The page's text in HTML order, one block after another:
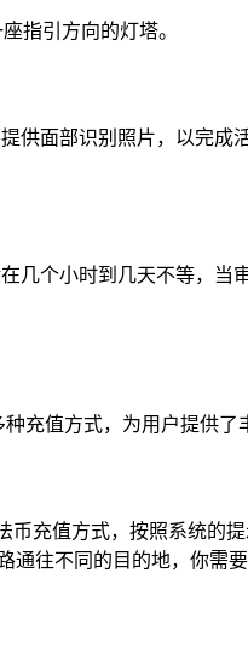
指引方向的灯塔。
供面部识别照片，以完成
几个小时到几天不等，
充值方式，为用户提供了
充值方式，按照系统的
往不同的目的地，你需